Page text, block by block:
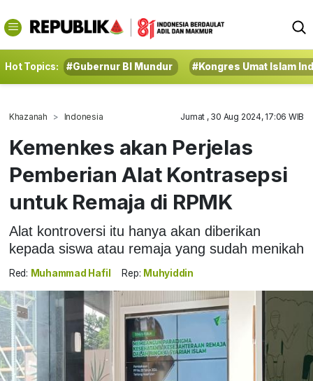
Hot Topics: #Gubernur BI Mundur #Kongres Umat Islam
Khazanah Indonesia Jumat , 30 Aug 2024, 17:06 WIB
Kemenkes akan Perjelas
Pemberian Alat Kontrasepsi
untuk Remaja di RPMK
Alat kontroversi itu hanya akan diberikan
kepada siswa atau remaja yang sudah menikah
Red: Muhammad Hafil Rep: Muhyiddin